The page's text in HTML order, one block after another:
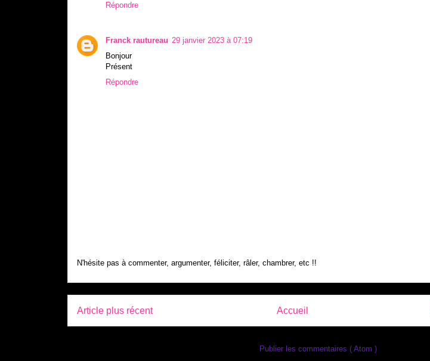
Répondre
Franck rautureau 29 janvier 2023 à 07:19
Bonjour
Présent
Répondre
N'hésite pas à commenter, argumenter, féliciter, râler, chambrer, etc !!
Article plus récent Accueil
Publier les commentaires ( Atom )